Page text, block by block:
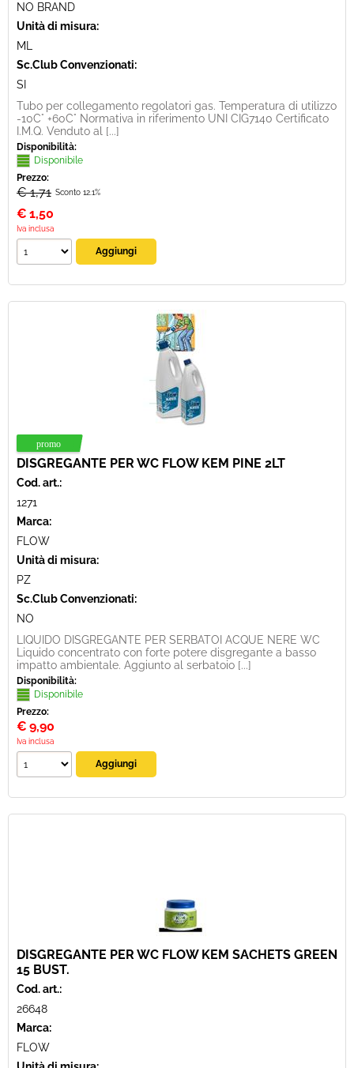
NO BRAND
Unità di misura:
ML
Sc.Club Convenzionati:
SI
Tubo per collegamento regolatori gas. Temperatura di utilizzo
-10C° +60C° Normativa in riferimento UNI CIG7140 Certificato
I.M.Q. Venduto al [...]
Disponibilità:
Disponibile
Prezzo:
€ 1,71 Sconto 12.1%
€ 1,50
Iva inclusa
DISGREGANTE PER WC FLOW KEM PINE 2LT
Cod. art.:
1271
Marca:
FLOW
Unità di misura:
PZ
Sc.Club Convenzionati:
NO
LIQUIDO DISGREGANTE PER SERBATOI ACQUE NERE WC
Liquido concentrato con forte potere disgregante a basso
impatto ambientale. Aggiunto al serbatoio [...]
Disponibilità:
Disponibile
Prezzo:
€ 9,90
Iva inclusa
DISGREGANTE PER WC FLOW KEM SACHETS GREEN
15 BUST.
Cod. art.:
26648
Marca:
FLOW